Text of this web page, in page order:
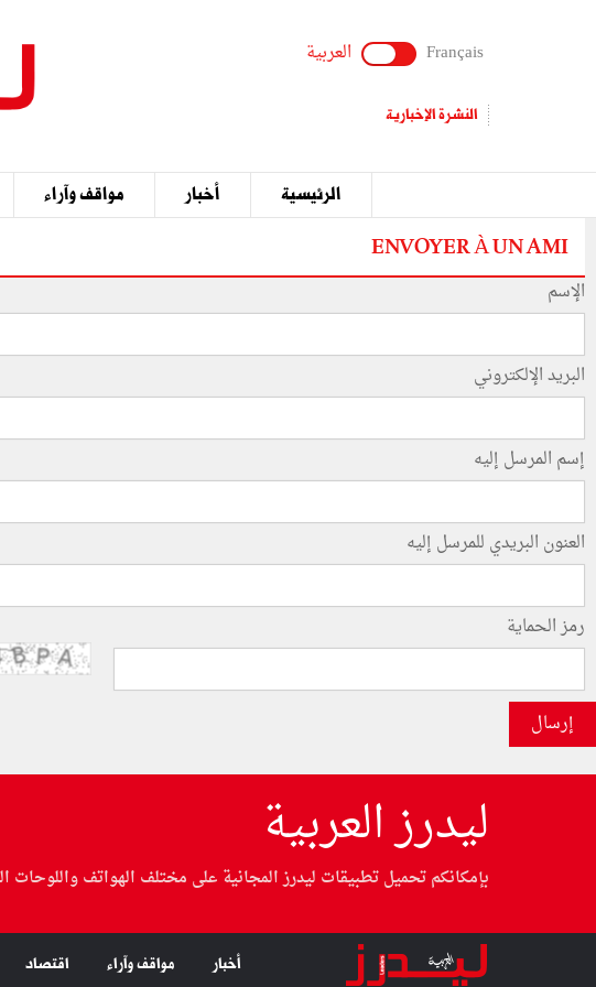
Français العربية
النشرة الإخبارية
الرئيسية أخبار مواقف وآراء
ENVOYER À UN AMI
الإسم
البريد الإلكتروني
إسم المرسل إليه
العنون البريدي للمرسل إليه
رمز الحماية
إرسال
ليدرز العربية
بإمكانكم تحميل تطبيقات ليدرز المجانية على مختلف الهواتف واللوحات
أخبار مواقف وآراء اقتصاد